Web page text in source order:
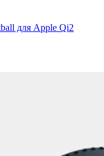
для Apple Qi2